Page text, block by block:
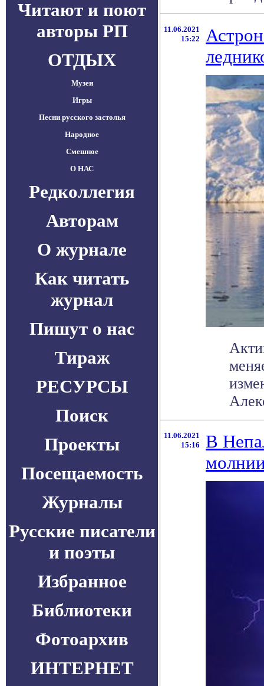
Читают и поют
авторы РП
ОТДЫХ
Музеи
Игры
Песни русского застолья
Народное
Смешное
О НАС
Редколлегия
Авторам
О журнале
Как читать
журнал
Пишут о нас
Тираж
РЕСУРСЫ
Поиск
Проекты
Посещаемость
Журналы
Русские писатели
и поэты
Избранное
Библиотеки
Фотоархив
ИНТЕРНЕТ
11.06.2021
15:22
11.06.2021
15:16
В